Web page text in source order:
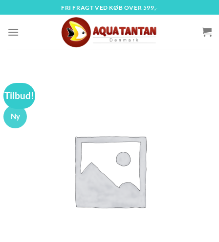
til
indhold
FRI FRAGT VED KØB OVER 599,-
Tilbud!
Ny